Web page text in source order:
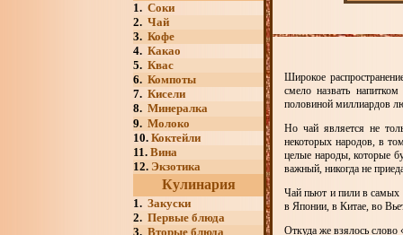
1. Соки
2. Чай
3. Кофе
4. Какао
5. Квас
6. Компоты
7. Кисели
8. Минералка
9. Молоко
10. Коктейли
11. Вина
12. Экзотика
Кулинария
1. Закуски
2. Первые блюда
3. Вторые блюда
Широкое
смело назвать
половиной миллиардов
Но чай является не
некоторых народов, в
целые народы, которые
важный, никогда не
Чай пьют и пили в самых
в Японии, в Китае, во
Откуда же взялось слово